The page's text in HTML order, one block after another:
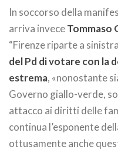
In soccorso della
arriva inveceTommaso
“Firenze riparte a
del Pd di votare con la
estrema, «nonostante
Governo giallo-verde,
attacco ai diritti delle
continua l’esponente
ottusamente anche